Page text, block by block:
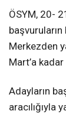
ÖSYM, 20-
Merkezden
Mart’a
Adayların
aracılığıyla